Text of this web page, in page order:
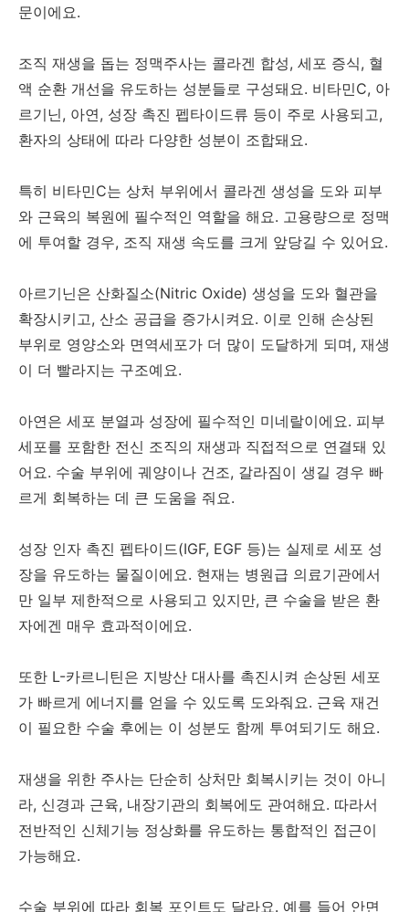
문이에요.
조직 재생을 돕는 정맥주사는 콜라겐 합성, 세포 증식, 혈
액 순환 개선을 유도하는 성분들로 구성돼요. 비타민C, 아
르기닌, 아연, 성장 촉진 펩타이드류 등이 주로 사용되고,
환자의 상태에 따라 다양한 성분이 조합돼요.
특히 비타민C는 상처 부위에서 콜라겐 생성을 도와 피부
와 근육의 복원에 필수적인 역할을 해요. 고용량으로 정맥
에 투여할 경우, 조직 재생 속도를 크게 앞당길 수 있어요.
아르기닌은 산화질소(Nitric Oxide) 생성을 도와 혈관을
확장시키고, 산소 공급을 증가시켜요. 이로 인해 손상된
부위로 영양소와 면역세포가 더 많이 도달하게 되며, 재생
이 더 빨라지는 구조예요.
아연은 세포 분열과 성장에 필수적인 미네랄이에요. 피부
세포를 포함한 전신 조직의 재생과 직접적으로 연결돼 있
어요. 수술 부위에 궤양이나 건조, 갈라짐이 생길 경우 빠
르게 회복하는 데 큰 도움을 줘요.
성장 인자 촉진 펩타이드(IGF, EGF 등)는 실제로 세포 성
장을 유도하는 물질이에요. 현재는 병원급 의료기관에서
만 일부 제한적으로 사용되고 있지만, 큰 수술을 받은 환
자에겐 매우 효과적이에요.
또한 L-카르니틴은 지방산 대사를 촉진시켜 손상된 세포
가 빠르게 에너지를 얻을 수 있도록 도와줘요. 근육 재건
이 필요한 수술 후에는 이 성분도 함께 투여되기도 해요.
재생을 위한 주사는 단순히 상처만 회복시키는 것이 아니
라, 신경과 근육, 내장기관의 회복에도 관여해요. 따라서
전반적인 신체기능 정상화를 유도하는 통합적인 접근이
가능해요.
수술 부위에 따라 회복 포인트도 달라요. 예를 들어 안면